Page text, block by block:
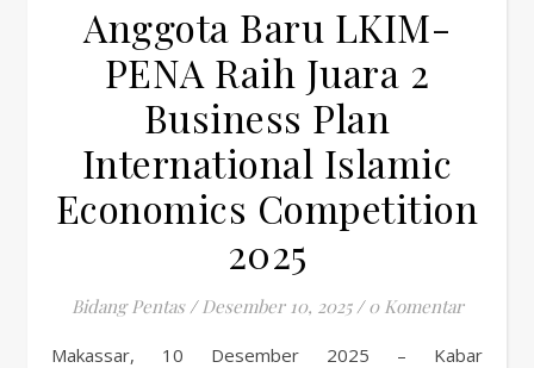
Anggota Baru LKIM-
PENA Raih Juara 2
Business Plan
International Islamic
Economics Competition
2025
Bidang Pentas / Desember 10, 2025 / 0 Komentar
Makassar, 10 Desember 2025 – Kabar